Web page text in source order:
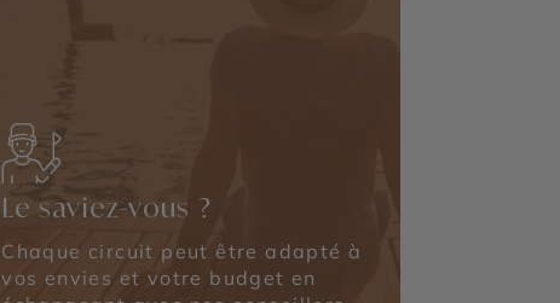
Le saviez-vous ?
Chaque circuit peut être adapté à
vos envies et votre budget en